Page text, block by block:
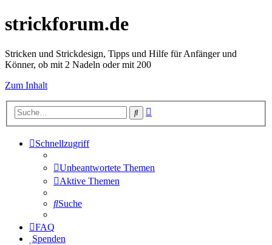
strickforum.de
Stricken und Strickdesign, Tipps und Hilfe für Anfänger und
Könner, ob mit 2 Nadeln oder mit 200
Zum Inhalt
Suche
Schnellzugriff
Unbeantwortete Themen
Aktive Themen
Suche
FAQ
Spenden